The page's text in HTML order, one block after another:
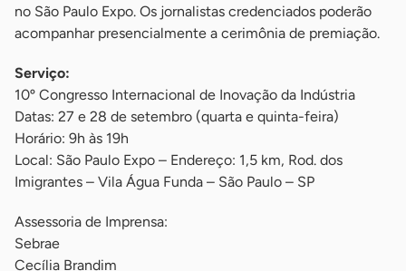
no São Paulo Expo. Os jornalistas credenciados poderão
acompanhar presencialmente a cerimônia de premiação.
Serviço:
10º Congresso Internacional de Inovação da Indústria
Datas: 27 e 28 de setembro (quarta e quinta-feira)
Horário: 9h às 19h
Local: São Paulo Expo – Endereço: 1,5 km, Rod. dos
Imigrantes – Vila Água Funda – São Paulo – SP
Assessoria de Imprensa:
Sebrae
Cecília Brandim